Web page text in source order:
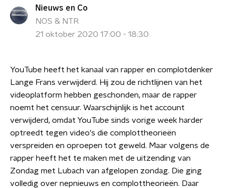
Nieuws en Co
NOS & NTR
21 oktober 2020 17:00 - 18:30
YouTube heeft het kanaal van rapper en complotdenker
Lange Frans verwijderd. Hij zou de richtlijnen van het
videoplatform hebben geschonden, maar de rapper
noemt het censuur. Waarschijnlijk is het account
verwijderd, omdat YouTube sinds vorige week harder
optreedt tegen video's die complottheorieën
verspreiden en oproepen tot geweld. Maar volgens de
rapper heeft het te maken met de uitzending van
Zondag met Lubach van afgelopen zondag. Die ging
volledig over nepnieuws en complottheorieën. Daar